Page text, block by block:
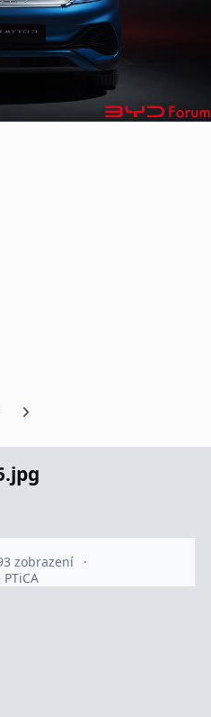
snímek karuselu
Další snímek karuselu
zobrazení